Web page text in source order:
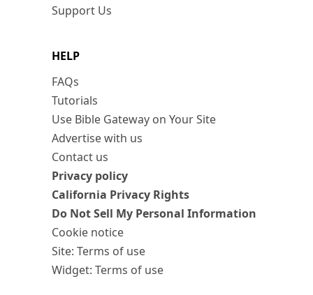
Support Us
HELP
FAQs
Tutorials
Use Bible Gateway on Your Site
Advertise with us
Contact us
Privacy policy
California Privacy Rights
Do Not Sell My Personal Information
Cookie notice
Site: Terms of use
Widget: Terms of use